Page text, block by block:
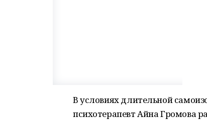
В условиях длительной
психотерапевт Айна Громова